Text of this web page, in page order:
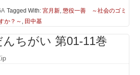
Tagged With:宮月新,懲役一善 ～社会のゴミ
か？～ , 田中基
ちがい 第01-11巻